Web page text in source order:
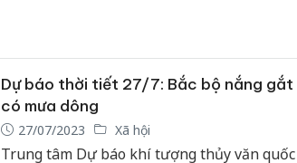
Dự báo thời tiết 27/7: Bắc bộ nắng gắt
có mưa dông
27/07/2023 Xã hội
Trung tâm Dự báo khí tượng thủy văn